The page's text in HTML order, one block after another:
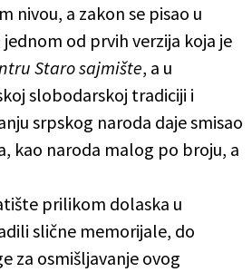
nivou, a zakon se pisao u
od prvih verzija koja je
Staro sajmište, a u
slobodarskoj tradiciji i
srpskog naroda daje smisao
kao naroda malog po broju, a
prilikom dolaska u
slične memorijale, do
za osmišljavanje ovog